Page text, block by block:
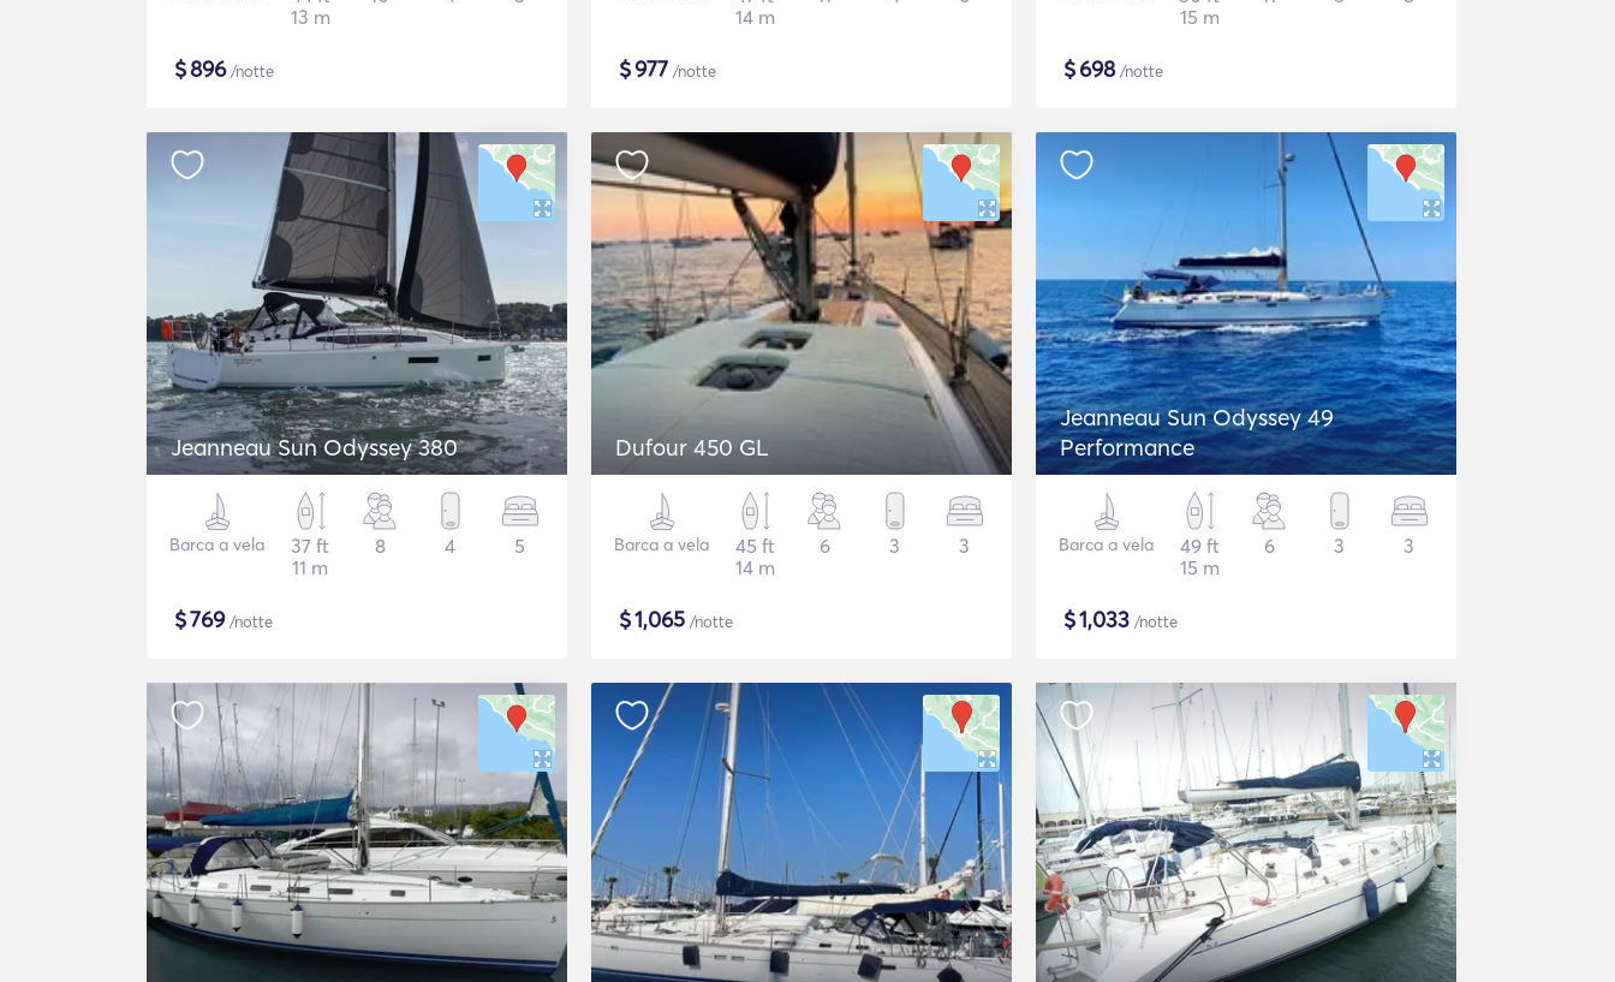
13 m
$896/notte
14 m
$977 /notte
15 m
$698/notte
Jeanneau Sun Odyssey 380
Barca a vela
37 ft
11 m
8 4 5
$769/notte
Dufour 450 GL
Barca a vela
45 ft
14 m
6 3 3
$1,065 /notte
Jeanneau Sun Odyssey 49
Performance
Barca a vela
49 ft
15 m
6 3 3
$1,033 /notte